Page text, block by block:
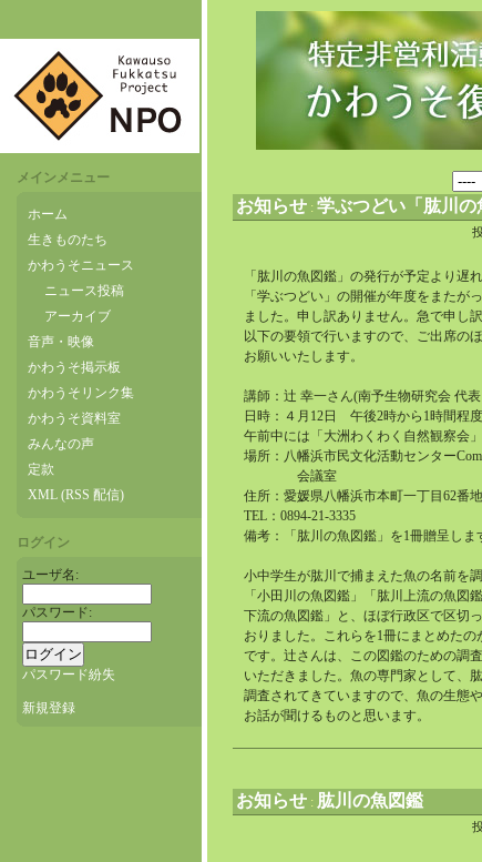
メインメニュー
ホーム
生きものたち
かわうそニュース
ニュース投稿
アーカイブ
音声・映像
かわうそ掲示板
かわうそリンク集
かわうそ資料室
みんなの声
定款
XML (RSS 配信)
ログイン
ユーザ名:
パスワード:
パスワード紛失
新規登録
お知らせ : 学ぶつどい「肱川
「肱川の魚図鑑」の発行が予定より遅れ
「学ぶつどい」の開催が年度をまたが
ました。申し訳ありません。急で申し
以下の要領で行いますので、ご出席の
お願いいたします。
講師：辻 幸一さん(南予生物研究会 代
日時：４月12日 午後2時から1時間程度
午前中には「大洲わくわく自然観察会
場所：八幡浜市民文化活動センター
会議室
住所：愛媛県八幡浜市本町一丁目62番
TEL：0894-21-3335
備考：「肱川の魚図鑑」を1冊贈呈しま
小中学生が肱川で捕まえた魚の名前を
「小田川の魚図鑑」「肱川上流の魚図
下流の魚図鑑」と、ほぼ行政区で区切
おりました。これらを1冊にまとめたの
です。辻さんは、この図鑑のための調
いただきました。魚の専門家として、
調査されてきていますので、魚の生態
お話が聞けるものと思います。
お知らせ : 肱川の魚図鑑